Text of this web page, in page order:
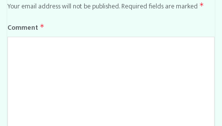
Your email address will not be published.Required fields are marked *
Comment *